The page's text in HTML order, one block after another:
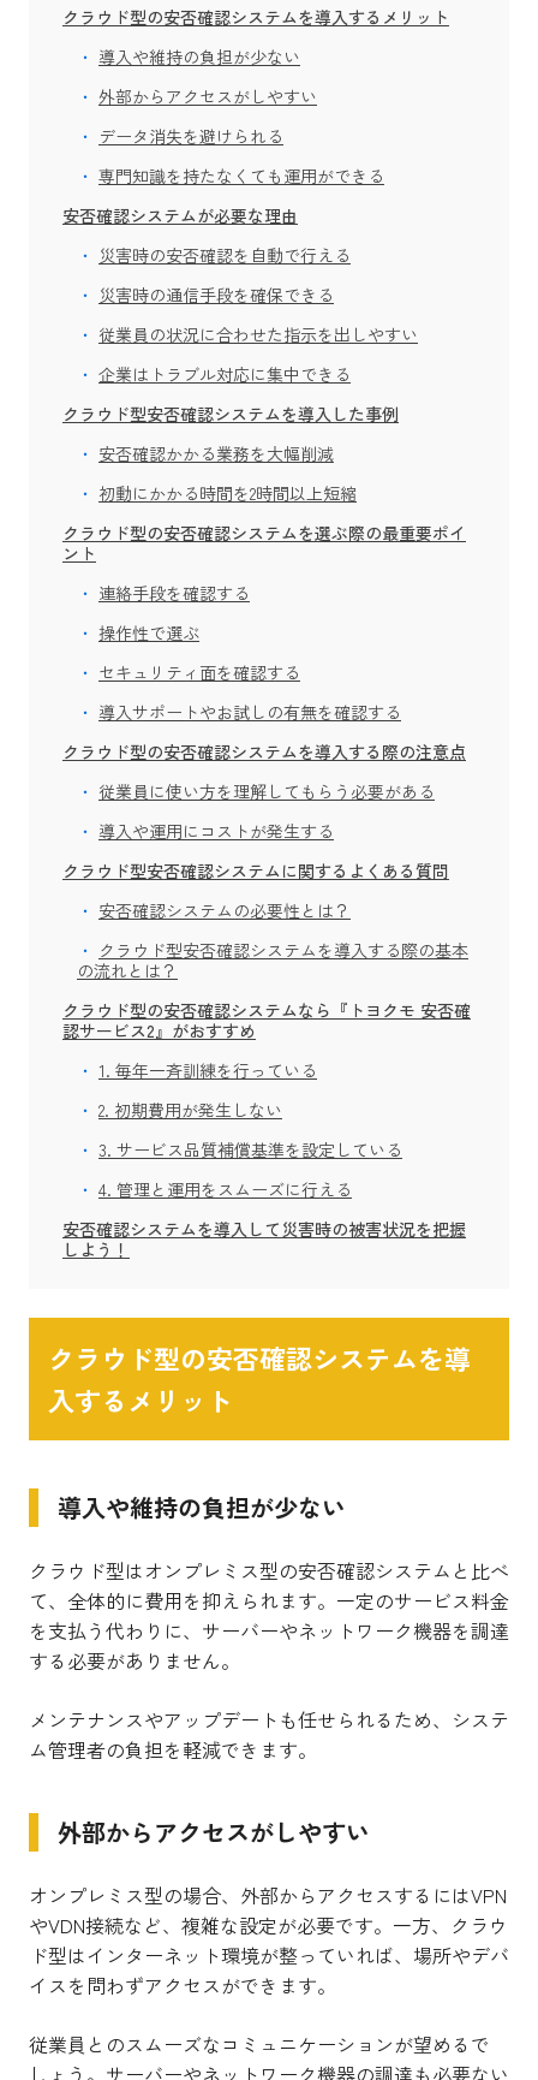
クラウド型の安否確認システムを導入するメリット
導入や維持の負担が少ない
外部からアクセスがしやすい
データ消失を避けられる
専門知識を持たなくても運用ができる
安否確認システムが必要な理由
災害時の安否確認を自動で行える
災害時の通信手段を確保できる
従業員の状況に合わせた指示を出しやすい
企業はトラブル対応に集中できる
クラウド型安否確認システムを導入した事例
安否確認かかる業務を大幅削減
初動にかかる時間を2時間以上短縮
クラウド型の安否確認システムを選ぶ際の最重要ポイ
ント
連絡手段を確認する
操作性で選ぶ
セキュリティ面を確認する
導入サポートやお試しの有無を確認する
クラウド型の安否確認システムを導入する際の注意点
従業員に使い方を理解してもらう必要がある
導入や運用にコストが発生する
クラウド型安否確認システムに関するよくある質問
安否確認システムの必要性とは？
クラウド型安否確認システムを導入する際の基本
の流れとは？
クラウド型の安否確認システムなら『トヨクモ 安否確
認サービス2』がおすすめ
1. 毎年一斉訓練を行っている
2. 初期費用が発生しない
3. サービス品質補償基準を設定している
4. 管理と運用をスムーズに行える
安否確認システムを導入して災害時の被害状況を把握
しよう！
クラウド型の安否確認システムを導
入するメリット
導入や維持の負担が少ない
クラウド型はオンプレミス型の安否確認システムと比べ
て、全体的に費用を抑えられます。一定のサービス料金
を支払う代わりに、サーバーやネットワーク機器を調達
する必要がありません。
メンテナンスやアップデートも任せられるため、システ
ム管理者の負担を軽減できます。
外部からアクセスがしやすい
オンプレミス型の場合、外部からアクセスするにはVPN
やVDN接続など、複雑な設定が必要です。一方、クラウ
ド型はインターネット環境が整っていれば、場所やデバ
イスを問わずアクセスができます。
従業員とのスムーズなコミュニケーションが望めるで
しょう。サーバーやネットワーク機器の調達も必要ない